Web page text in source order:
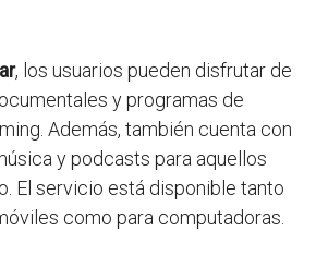
, los usuarios pueden disfrutar de
y programas de
Además, también cuenta con
y podcasts para aquellos
El servicio está disponible tanto
como para computadoras.